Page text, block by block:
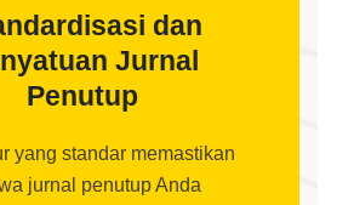
dan
Jurnal
Penutup
yang standar memastikan
jurnal penutup Anda